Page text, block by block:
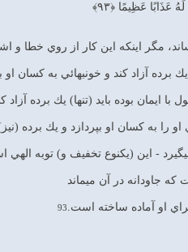
عَظِيمًا ﴿۹۳﴾
مگر اينكه اين كار از روي خطا و
جاودانه در آن مي‏ماند
او آماده ساخته است.93